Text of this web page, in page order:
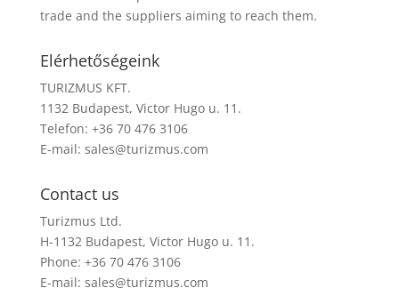
trade and the suppliers aiming to reach them.
Elérhetőségeink
TURIZMUS KFT.
1132 Budapest, Victor Hugo u. 11.
Telefon: +36 70 476 3106
E-mail: sales@turizmus.com
Contact us
Turizmus Ltd.
H-1132 Budapest, Victor Hugo u. 11.
Phone: +36 70 476 3106
E-mail: sales@turizmus.com